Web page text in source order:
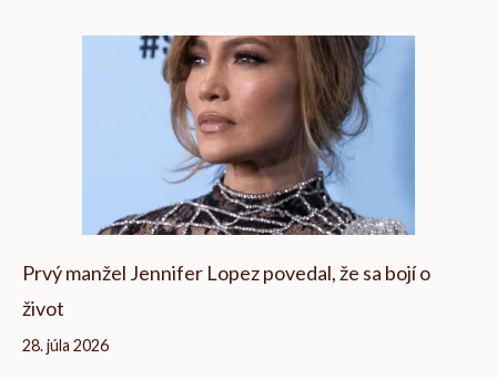
Prvý manžel Jennifer Lopez povedal, že sa bojí o
život
28. júla 2026